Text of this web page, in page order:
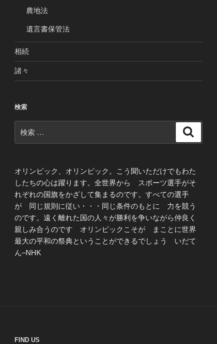
農地法
遺言書保管法
相続
諸々
検索
索:
オリンピック、オリンピック。こう聞いただけでもわた
したちの心は躍ります。全世界から スポーツ選手がそ
れぞれの国旗をかざして集まるのです。すべての選手
が 同じ規則に従い・・・同じ条件のもとに 力を競う
のです。遠く離れた国の人々が勝利を争いながら仲良く
親しみ合うのです オリンピックこそが まことに世界
最大の平和の祭典ということができるでしょう いだて
ん–NHK
FIND US